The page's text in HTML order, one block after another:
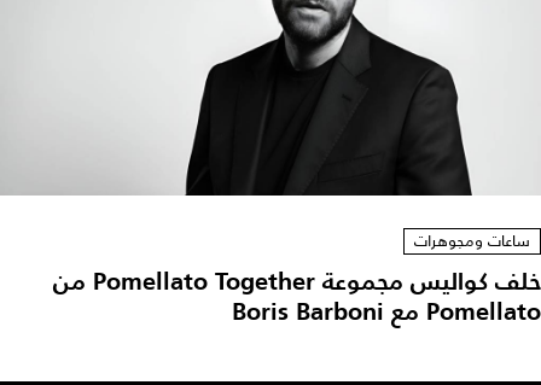
ساعات ومجوهرات
خلف كواليس مجموعة Pomellato Together من
Pomellato مع Boris Barboni